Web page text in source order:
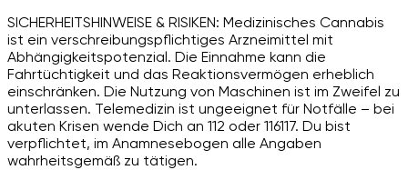
SICHERHEITSHINWEISE & RISIKEN: Medizinisches Cannabis
ist ein verschreibungspflichtiges Arzneimittel mit
Abhängigkeitspotenzial. Die Einnahme kann die
Fahrtüchtigkeit und das Reaktionsvermögen erheblich
einschränken. Die Nutzung von Maschinen ist im Zweifel zu
unterlassen. Telemedizin ist ungeeignet für Notfälle – bei
akuten Krisen wende Dich an 112 oder 116117. Du bist
verpflichtet, im Anamnesebogen alle Angaben
wahrheitsgemäß zu tätigen.